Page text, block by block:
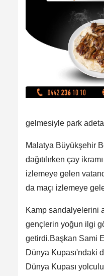
gelmesiyle park
Malatya Büyükşehir
dağıtılırken çay
izlemeye gelen
da maçı izlemeye
Kamp sandalyelerini
gençlerin yoğun ilgi
getirdi.Başkan Sami
Dünya Kupası'ndaki
Dünya Kupası